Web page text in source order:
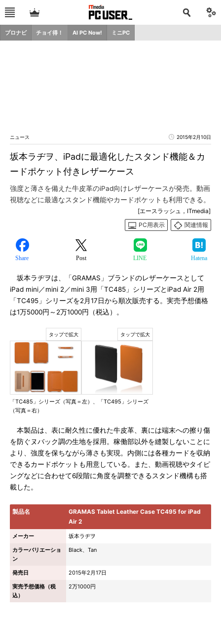
プロナビ チョイ得！ AI PC Now! ミニPC
ニュース 2015年2月10日
坂本ラヂヲ、iPadに最適化したスタンド機能＆カ
ードポケット付きレザーケース
強度と薄さを備えた牛皮革のiPad向けレザーケースが発売。動画
視聴などに最適なスタンド機能やカードポケットも利用できる。
[エースラッシュ，ITmedia]
PC用表示
関連情報
Share Post LINE Hatena
坂本ラヂヲは、「GRAMAS」ブランドのレザーケースとして
iPad mini／mini 2／mini 3用「TC485」シリーズとiPad Air 2用
「TC495」シリーズを2月17日から順次販売する。実売予想価格
は1万5000円～2万1000円（税込）。
「TC485」シリーズ（写真＝左）、「TC495」シリーズ
（写真＝右）
本製品は、表に耐久性に優れた牛皮革、裏には端末への擦り傷
を防ぐヌバック調の生地を採用。稼働部以外を縫製しないことに
より、強度を保ちながら薄さも実現。内側には各種カードを収納
できるカードポケットも用意している。また、動画視聴やタイピ
ングなどに合わせて6段階に角度を調整できるスタンド機構も搭
載した。
製品名
GRAMAS Tablet Leather Case TC495 for iPad
Air 2
メーカー
坂本ラヂヲ
カラーバリエーショ
ン
Black、Tan
発売日
2015年2月17日
実売予想価格（税
込）
2万1000円